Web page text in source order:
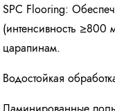
SPC Flooring:
(интенсивность ≥800
царапинам.
Водостойкая